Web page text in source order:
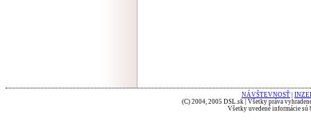
NÁVŠTEVNOSŤ
(C) 2004, 2005 DSL.sk | Všetky práva
Všetky uvedené informácie sú